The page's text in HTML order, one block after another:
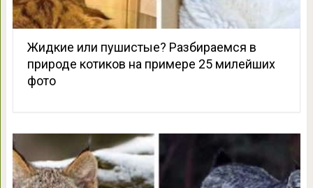
Жидкие или пушистые? Разбираемся в
природе котиков на примере 25 милейших
фото